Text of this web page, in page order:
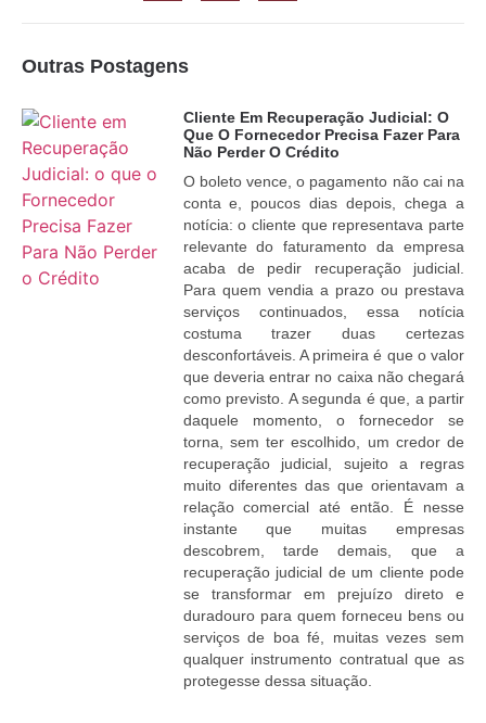
Outras Postagens
Cliente Em Recuperação Judicial: O
Que O Fornecedor Precisa Fazer Para
Não Perder O Crédito
O boleto vence, o pagamento não cai na
conta e, poucos dias depois, chega a
notícia: o cliente que representava parte
relevante do faturamento da empresa
acaba de pedir recuperação judicial.
Para quem vendia a prazo ou prestava
serviços continuados, essa notícia
costuma trazer duas certezas
desconfortáveis. A primeira é que o valor
que deveria entrar no caixa não chegará
como previsto. A segunda é que, a partir
daquele momento, o fornecedor se
torna, sem ter escolhido, um credor de
recuperação judicial, sujeito a regras
muito diferentes das que orientavam a
relação comercial até então. É nesse
instante que muitas empresas
descobrem, tarde demais, que a
recuperação judicial de um cliente pode
se transformar em prejuízo direto e
duradouro para quem forneceu bens ou
serviços de boa fé, muitas vezes sem
qualquer instrumento contratual que as
protegesse dessa situação.